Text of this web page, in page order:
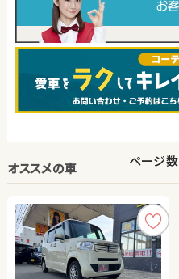
オススメの車 ページ数